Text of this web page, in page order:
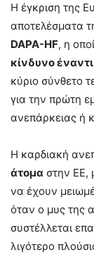
Η έγκριση της
αποτελέσματα
DAPA-HF, η
κίνδυνο
κύριο σύνθετο
για την πρώτη
ανεπάρκειας ή
Η καρδιακή
άτομα στην ΕΕ,
να έχουν
όταν ο μυς της
συστέλλεται
λιγότερο